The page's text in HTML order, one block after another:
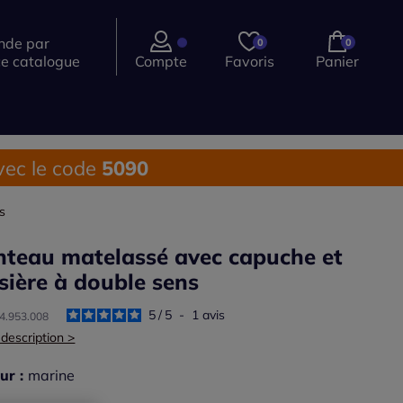
par
catalogue
Compte
0
Favoris
0
Panier
le code 5090
matelassé avec capuche et
à double sens
5/ 5 - 1avis
>
: marine